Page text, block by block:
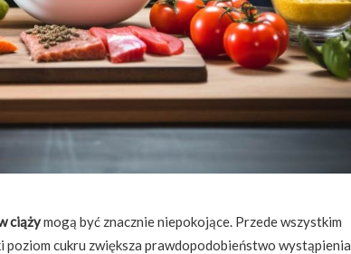
ciążymogą być znacznie niepokojące. Przede wszystkim
cukru zwiększa prawdopodobieństwo wystąpienia